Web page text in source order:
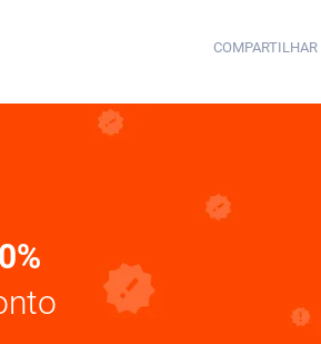
COMPARTILHAR